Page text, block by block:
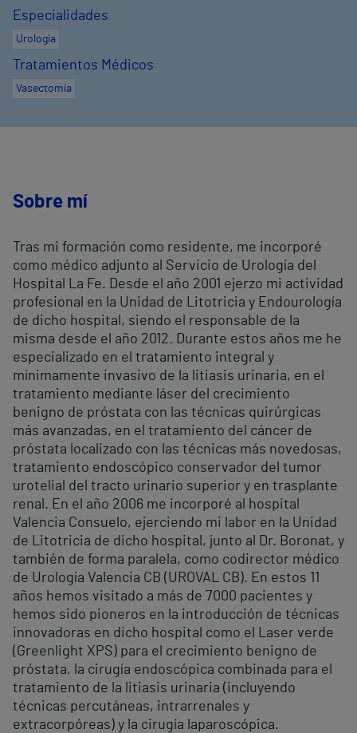
Especialidades
Urología
Tratamientos Médicos
Vasectomía
Sobre mí
Tras mi formación como residente, me incorporé
como médico adjunto al Servicio de Urología del
Hospital La Fe. Desde el año 2001 ejerzo mi actividad
profesional en la Unidad de Litotricia y Endourología
de dicho hospital, siendo el responsable de la
misma desde el año 2012. Durante estos años me he
especializado en el tratamiento integral y
mínimamente invasivo de la litiasis urinaria, en el
tratamiento mediante láser del crecimiento
benigno de próstata con las técnicas quirúrgicas
más avanzadas, en el tratamiento del cáncer de
próstata localizado con las técnicas más novedosas,
tratamiento endoscópico conservador del tumor
urotelial del tracto urinario superior y en trasplante
renal. En el año 2006 me incorporé al hospital
Valencia Consuelo, ejerciendo mi labor en la Unidad
de Litotricia de dicho hospital, junto al Dr. Boronat, y
también de forma paralela, como codirector médico
de Urología Valencia CB (UROVAL CB). En estos 11
años hemos visitado a más de 7000 pacientes y
hemos sido pioneros en la introducción de técnicas
innovadoras en dicho hospital como el Laser verde
(Greenlight XPS) para el crecimiento benigno de
próstata, la cirugía endoscópica combinada para el
tratamiento de la litiasis urinaria (incluyendo
técnicas percutáneas, intrarrenales y
extracorpóreas) y la cirugía laparoscópica.